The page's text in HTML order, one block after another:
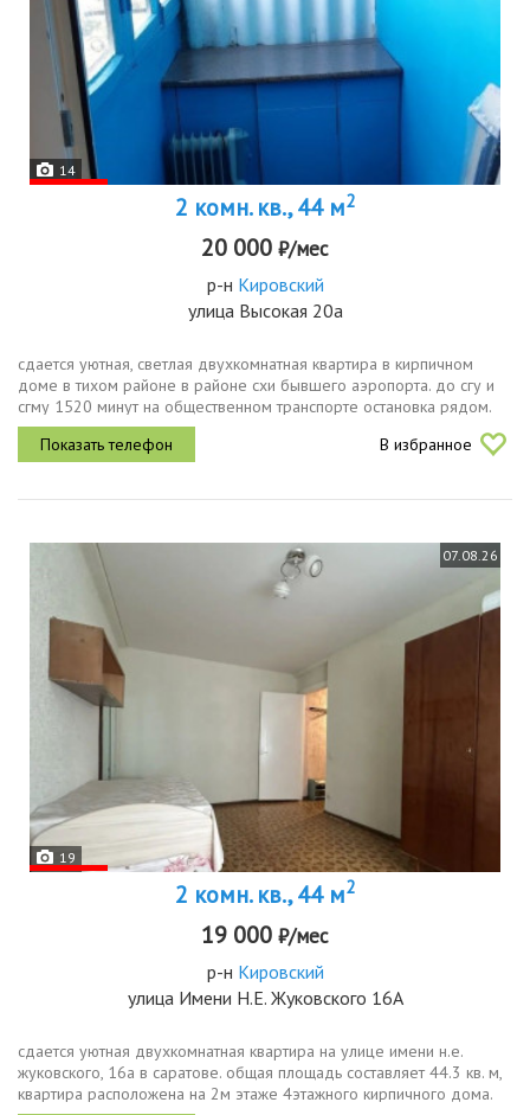
14
2 комн. кв., 44 м2
20 000 ₽/мес
р-н Кировский
улица Высокая 20а
сдается уютная, светлая двухкомнатная квартира в кирпичном
доме в тихом районе в районе схи бывшего аэропорта. до сгу и
сгму 1520 минут на общественном транспорте остановка рядом.
удобное расположение в шаговой доступности...
В избранное
07.08.26
19
2 комн. кв., 44 м2
19 000 ₽/мес
р-н Кировский
улица Имени Н.Е. Жуковского 16А
сдается уютная двухкомнатная квартира на улице имени н.е.
жуковского, 16а в саратове. общая площадь составляет 44.3 кв. м,
квартира расположена на 2м этаже 4этажного кирпичного дома.